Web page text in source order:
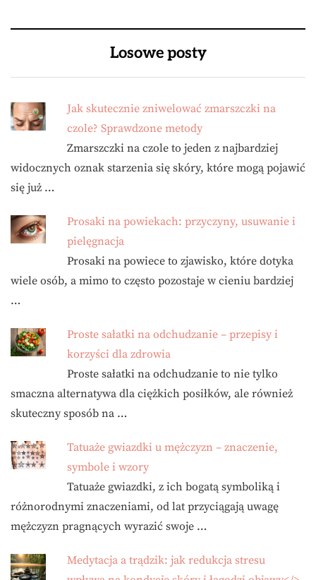
Losowe posty
Jak skutecznie zniwelować zmarszczki na
czole? Sprawdzone metody
Zmarszczki na czole to jeden z najbardziej
widocznych oznak starzenia się skóry, które mogą pojawić
się już …
Prosaki na powiekach: przyczyny, usuwanie i
pielęgnacja
Prosaki na powiece to zjawisko, które dotyka
wiele osób, a mimo to często pozostaje w cieniu bardziej
…
Proste sałatki na odchudzanie – przepisy i
korzyści dla zdrowia
Proste sałatki na odchudzanie to nie tylko
smaczna alternatywa dla ciężkich posiłków, ale również
skuteczny sposób na …
Tatuaże gwiazdki u mężczyzn – znaczenie,
symbole i wzory
Tatuaże gwiazdki, z ich bogatą symboliką i
różnorodnymi znaczeniami, od lat przyciągają uwagę
mężczyzn pragnących wyrazić swoje …
Medytacja a trądzik: jak redukcja stresu